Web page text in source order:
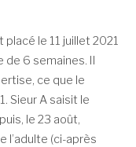
le 11 juillet 2021
de 6 semaines. Il
ce que le
Sieur A saisit le
le 23 août,
l’adulte (ci-après